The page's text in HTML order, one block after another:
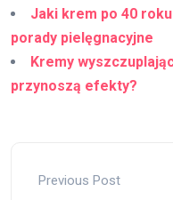
Jaki krem po 40
porady pielęgnacyjne
Kremy
przynoszą efekty?
Previous Post